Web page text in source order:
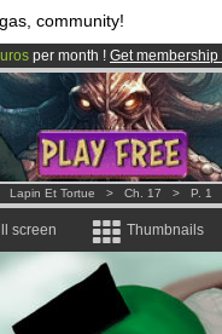
community!
per month ! Get membership
comics & mangas!.
Lapin Et Tortue > Ch. 17 > P. 1
screen Thumbnails